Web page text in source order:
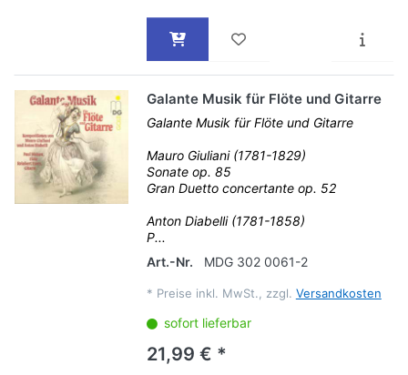
Galante Musik für Flöte und Gitarre
Galante Musik für Flöte und Gitarre
Mauro Giuliani (1781-1829)
Sonate op. 85
Gran Duetto concertante op. 52
Anton Diabelli (1781-1858)
P...
Art.-Nr.
MDG 302 0061-2
* Preise inkl. MwSt., zzgl. Versandkosten
sofort lieferbar
21,99 € *